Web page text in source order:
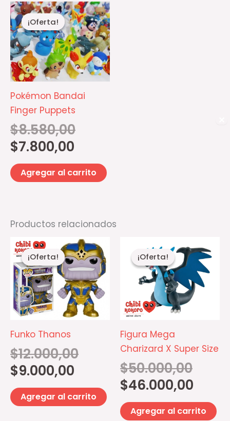
¡Oferta!
¡Oferta!
Pokémon Bandai
Finger Puppets
$8.580,00
El
precio
original
era:
$8.580,00.
$7.800,00
El
precio
actual
es:
$7.800,00.
Agregar al carrito
Productos relacionados
¡Oferta!
¡Oferta!
Funko Thanos
$12.000,00
El
precio
original
era:
$12.000,00.
$9.000,00
El
precio
actual
es:
$9.000,00.
Agregar al carrito
¡Oferta!
¡Oferta!
Figura Mega
Charizard X Super Size
$50.000,00
precio
original
era:
$46.000,00
precio
actual
es:
Agregar al carrito